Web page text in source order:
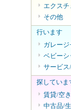
エクスチ
その他
行います
ガレー
ベビー
サービス
探していま
賃貸/空
中古品/